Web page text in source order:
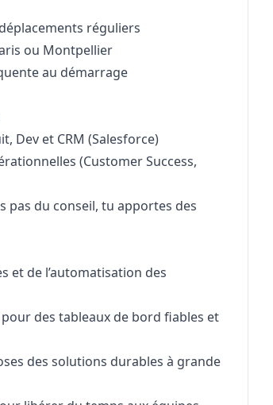
réguliers
ou Montpellier
au démarrage
Dev et CRM (Salesforce)
(Customer Success,
pas du conseil, tu apportes des
et de l’automatisation des
des tableaux de bord fiables et
des solutions durables à grande